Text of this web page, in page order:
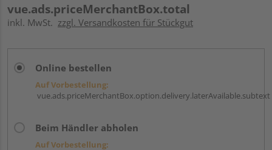
vue.ads.priceMerchantBox.total
inkl. MwSt. zzgl. Versandkosten für Stückgut
Online bestellen
Auf Vorbestellung:
vue.ads.priceMerchantBox.option.delivery.laterAvailable.subtext
Beim Händler abholen
Auf Vorbestellung: